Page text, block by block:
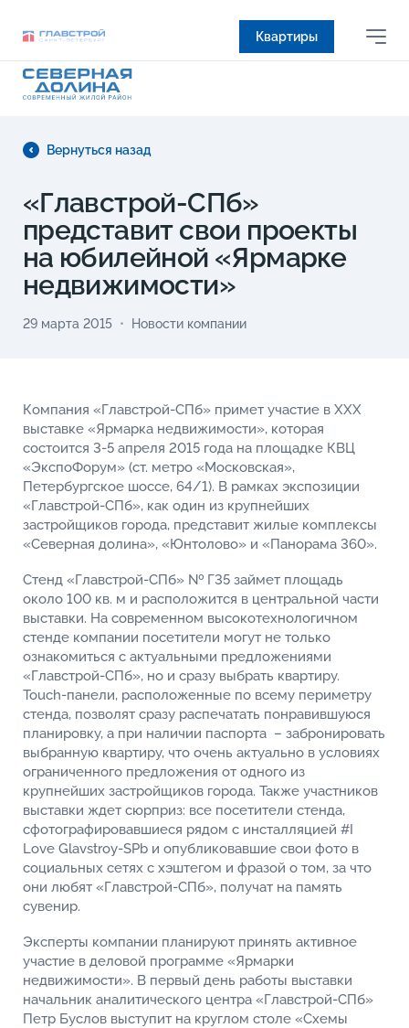
Квартиры
Вернуться назад
«Главстрой-СПб»
представит свои проекты
на юбилейной «Ярмарке
недвижимости»
29 марта 2015 Новости компании
Компания «Главстрой-СПб» примет участие в XXX
выставке «Ярмарка недвижимости», которая
состоится 3-5 апреля 2015 года на площадке КВЦ
«ЭкспоФорум» (ст. метро «Московская»,
Петербургское шоссе, 64/1). В рамках экспозиции
«Главстрой-СПб», как один из крупнейших
застройщиков города, представит жилые комплексы
«Северная долина», «Юнтолово» и «Панорама 360».
Стенд «Главстрой-СПб» № Г35 займет площадь
около 100 кв. м и расположится в центральной части
выставки. На современном высокотехнологичном
стенде компании посетители могут не только
ознакомиться с актуальными предложениями
«Главстрой-СПб», но и сразу выбрать квартиру.
Touch-панели, расположенные по всему периметру
стенда, позволят сразу распечатать понравившуюся
планировку, а при наличии паспорта – забронировать
выбранную квартиру, что очень актуально в условиях
ограниченного предложения от одного из
крупнейших застройщиков города. Также участников
выставки ждет сюрприз: все посетители стенда,
сфотографировавшиеся рядом с инсталляцией #I
Love Glavstroy-SPb и опубликовавшие свои фото в
социальных сетях с хэштегом и фразой о том, за что
они любят «Главстрой-СПб», получат на память
сувенир.
Эксперты компании планируют принять активное
участие в деловой программе «Ярмарки
недвижимости». В первый день работы выставки
начальник аналитического центра «Главстрой-СПб»
Петр Буслов выступит на круглом столе «Схемы